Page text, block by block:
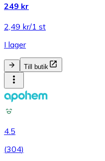
249 kr
2,49 kr/1 st
I lager
Till butik
4.5
(304)